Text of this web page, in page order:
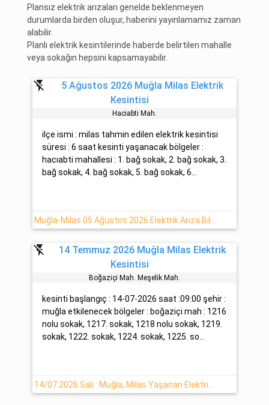
Plansız elektrik arızaları genelde beklenmeyen
durumlarda birden oluşur, haberini yayınlamamız zaman
alabilir.
Planlı elektrik kesintilerinde haberde belirtilen mahalle
veya sokağın hepsini kapsamayabilir.
flash_off
5 Ağustos 2026 Muğla Milas Elektrik
Kesintisi
Haciabti̇ Mah.
ilçe ismi : milas tahmin edilen elektrik kesintisi
süresi : 6 saat kesinti yaşanacak bölgeler :
hacıabti mahallesi : 1. bağ sokak, 2. bağ sokak, 3.
bağ sokak, 4. bağ sokak, 5. bağ sokak, 6...
flash_off
14 Temmuz 2026 Muğla Milas Elektrik
Kesintisi
Boğazi̇çi̇ Mah. Meşeli̇k Mah.
kesinti başlangıç : 14-07-2026 saat :09:00 şehir :
muğla etkilenecek bölgeler : boğaziçi mah : 1216
nolu sokak, 1217. sokak, 1218 nolu sokak, 1219.
sokak, 1222. sokak, 1224. sokak, 1225. so...